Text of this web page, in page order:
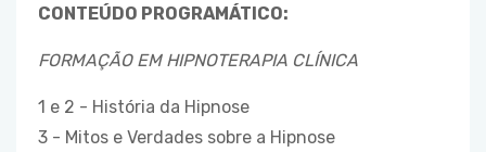
CONTEÚDO PROGRAMÁTICO:
FORMAÇÃO EM HIPNOTERAPIA CLÍNICA
1 e 2 - História da Hipnose
3 - Mitos e Verdades sobre a Hipnose